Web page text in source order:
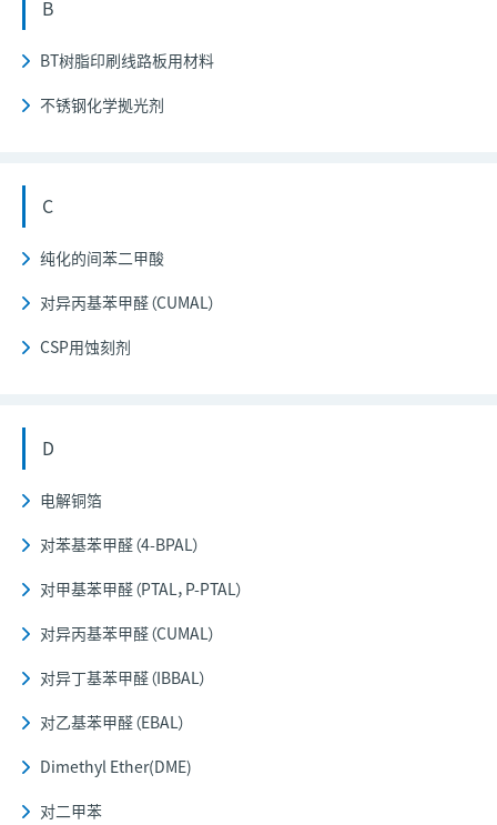
B
BT树脂印刷线路板用材料
不锈钢化学拠光剂
C
纯化的间苯二甲酸
对异丙基苯甲醛（CUMAL）
CSP用蚀刻剂
D
电解铜箔
对苯基苯甲醛（4-BPAL）
对甲基苯甲醛（PTAL，P-PTAL）
对异丙基苯甲醛（CUMAL）
对异丁基苯甲醛（IBBAL）
对乙基苯甲醛（EBAL）
Dimethyl Ether(DME)
对二甲苯